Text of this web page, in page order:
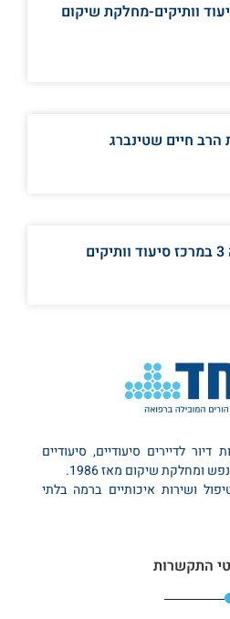
וותיקים-מחלקת שיקום
חיים שטינברג
לדיירים סיעודיים, סיעודיים
ומחלקת שיקום מאז 1986.
ושירות איכותיים ברמה בלתי
התקשרות